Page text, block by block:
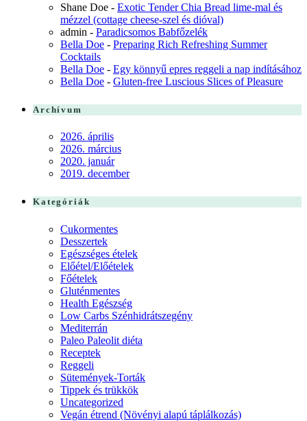
Shane Doe - Exotic Tender Chia Bread lime-mal és
mézzel (cottage cheese-szel és dióval)
admin - Paradicsomos Babfőzelék
Bella Doe - Preparing Rich Refreshing Summer
Cocktails
Bella Doe - Egy könnyű epres reggeli a nap indításához
Bella Doe - Gluten-free Luscious Slices of Pleasure
Archívum
2026. április
2026. március
2020. január
2019. december
Kategóriák
Cukormentes
Desszertek
Egészséges ételek
Előétel/Előételek
Főételek
Gluténmentes
Health Egészség
Low Carbs Szénhidrátszegény
Mediterrán
Paleo Paleolit diéta
Receptek
Reggeli
Sütemények-Torták
Tippek és trükkök
Uncategorized
Vegán étrend (Növényi alapú táplálkozás)